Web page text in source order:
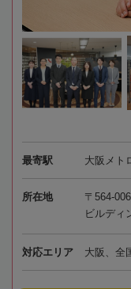
最寄駅 大阪メト
所在地
〒564-
ビルディ
対応エリア 大阪、全